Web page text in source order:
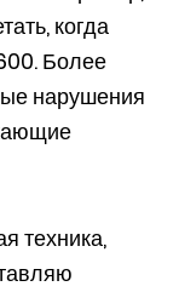
когда
Более
нарушения
техника,